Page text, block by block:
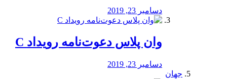
دسامبر 23, 2019
وان پلاس دعوت‌نامه رویداد C
دسامبر 23, 2019
جهان